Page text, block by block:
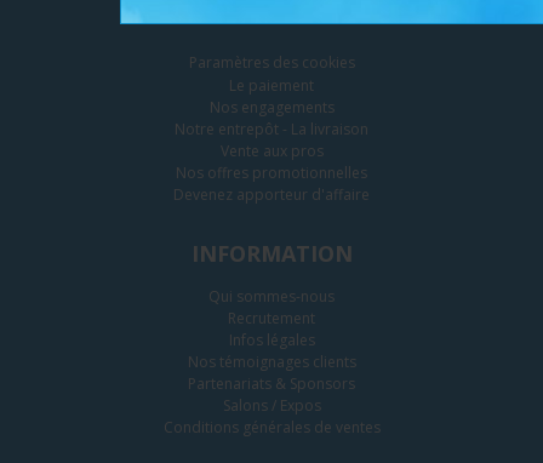
SERVICES
Paramètres des cookies
Le paiement
Nos engagements
Notre entrepôt - La livraison
Vente aux pros
Nos offres promotionnelles
Devenez apporteur d'affaire
INFORMATION
Qui sommes-nous
Recrutement
Infos légales
Nos témoignages clients
Partenariats & Sponsors
Salons / Expos
Conditions générales de ventes